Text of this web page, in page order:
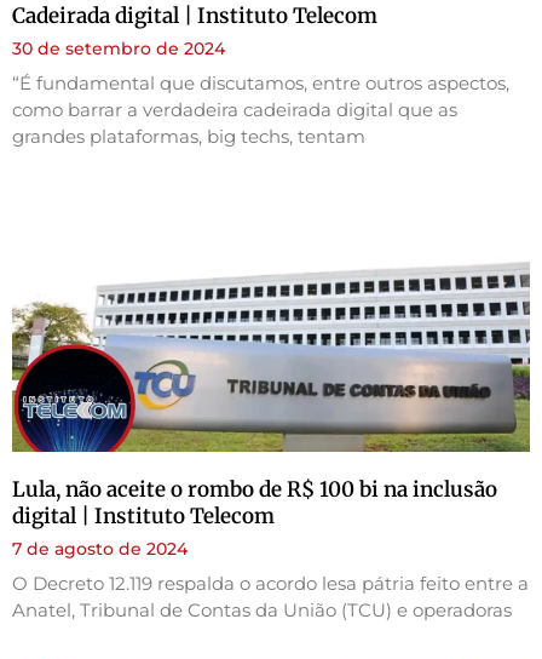
Cadeirada digital | Instituto Telecom
30 de setembro de 2024
“É fundamental que discutamos, entre outros aspectos,
como barrar a verdadeira cadeirada digital que as
grandes plataformas, big techs, tentam
Lula, não aceite o rombo de R$ 100 bi na inclusão
digital | Instituto Telecom
7 de agosto de 2024
O Decreto 12.119 respalda o acordo lesa pátria feito entre a
Anatel, Tribunal de Contas da União (TCU) e operadoras